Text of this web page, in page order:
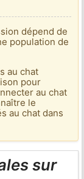
dépend de
population de
au chat
pour
au chat
le
au chat dans
sur